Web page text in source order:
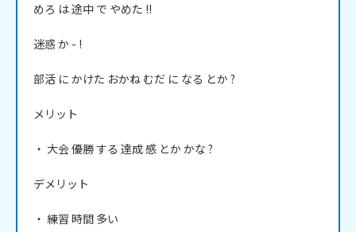
めろ は 途中 で やめた !!
迷惑 か - !
部活 に かけた おかね むだ に なる とか ?
メリット
・ 大会 優勝 する 達成 感 とか かな ?
デメリット
・ 練習 時間 多い